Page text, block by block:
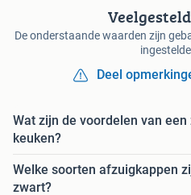
De onderstaande waarden zijn
Deel
Wat zijn de voordelen van
keuken?
Welke soorten afzuigkappen
zwart?